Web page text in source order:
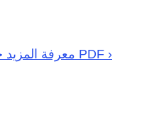
معرفة المزيد حول إضافة التعليقات إلى ملفات PDF ›